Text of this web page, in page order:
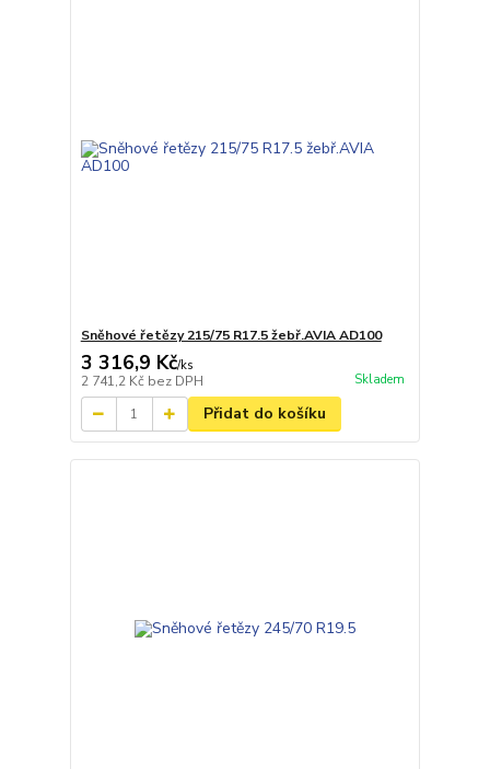
Sněhové řetězy 215/75 R17.5 žebř.AVIA AD100
3 316,9 Kč/ks
2 741,2 Kč bez DPH Skladem
Přidat do košíku